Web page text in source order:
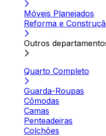
Móveis Planejados
Reforma e
Outros
Quarto Completo
Guarda-Roupas
Cômodas
Camas
Penteadeiras
Colchões